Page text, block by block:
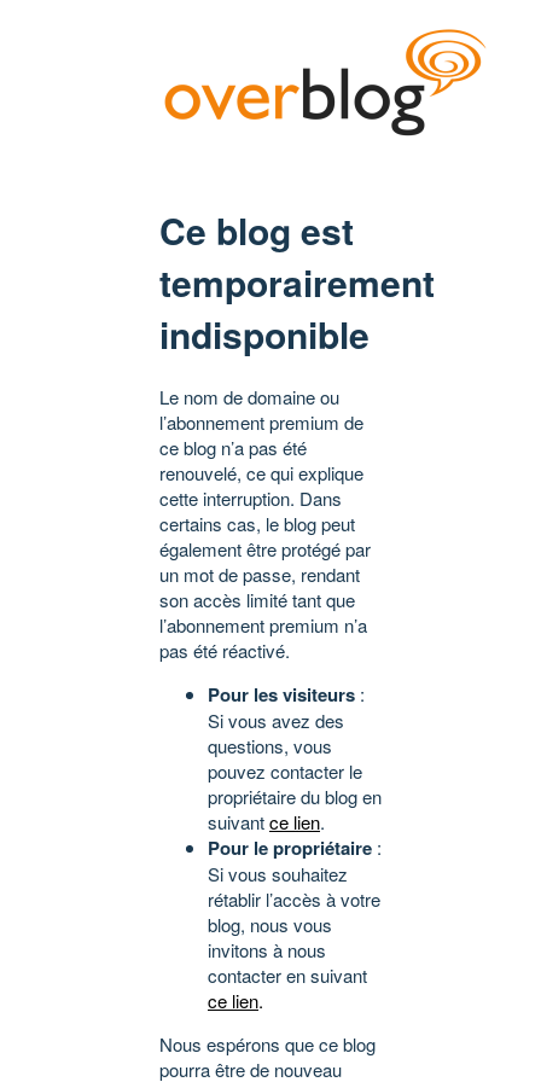
Ce blog est
temporairement
indisponible
Le nom de domaine ou
l’abonnement premium de
ce blog n’a pas été
renouvelé, ce qui explique
cette interruption. Dans
certains cas, le blog peut
également être protégé par
un mot de passe, rendant
son accès limité tant que
l’abonnement premium n’a
pas été réactivé.
Pour les visiteurs :
Si vous avez des
questions, vous
pouvez contacter le
propriétaire du blog en
suivantce lien.
Pour le propriétaire :
Si vous souhaitez
rétablir l’accès à votre
blog, nous vous
invitons à nous
contacter en suivant
ce lien.
Nous espérons que ce blog
pourra être de nouveau